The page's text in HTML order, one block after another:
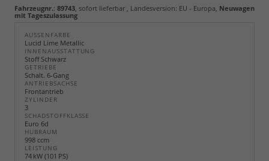
Fahrzeugnr.: 89743 sofort lieferbar , Landesversion: EU - Europa, Neuwagen
mit Tageszulassung
AUSSENFARBE
Lucid Lime Metallic
INNENAUSSTATTUNG
Stoff Schwarz
GETRIEBE
Schalt. 6-Gang
ANTRIEBSACHSE
Frontantrieb
ZYLINDER
3
SCHADSTOFFKLASSE
Euro 6d
HUBRAUM
998 ccm
LEISTUNG
74 kW (101 PS)